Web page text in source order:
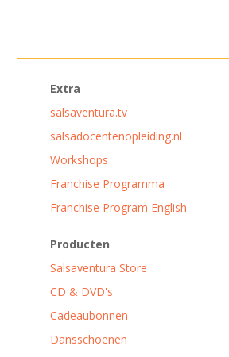
Extra
salsaventura.tv
salsadocentenopleiding.nl
Workshops
Franchise Programma
Franchise Program English
Producten
Salsaventura Store
CD & DVD's
Cadeaubonnen
Dansschoenen